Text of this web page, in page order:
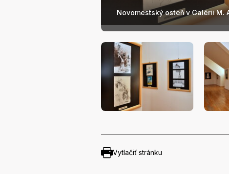
Novomestský osteň v Galérii M.
Vytlačiť stránku